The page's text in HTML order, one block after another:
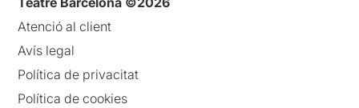
Atenció al client
Avís legal
Política de privacitat
Política de cookies